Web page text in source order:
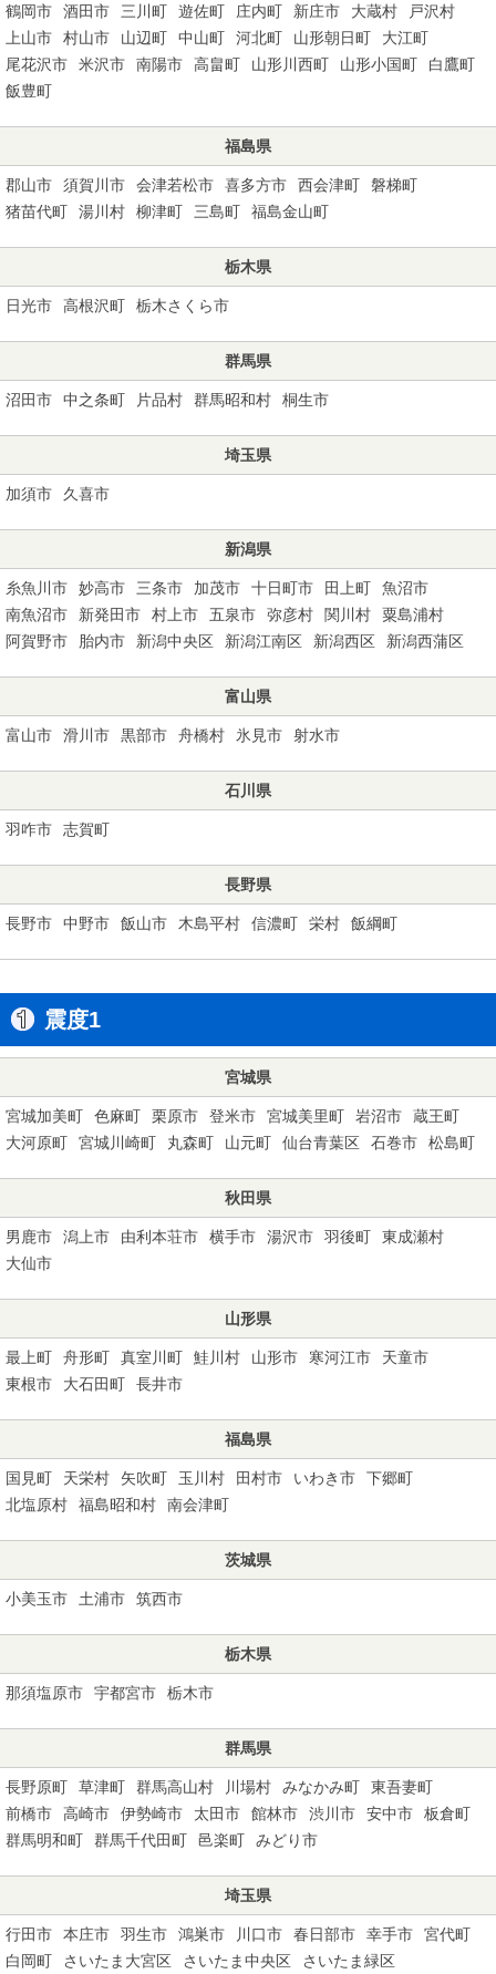
鶴岡市 酒田市 三川町 遊佐町 庄内町 新庄市 大蔵村
戸沢村
上山市
村山市 山辺町 中山町 河北町 山形朝日町
大江町
尾花沢市
米沢市 南陽市 高畠町 山形川西町 山形小国町
白鷹町
飯豊町
福島県
郡山市 須賀川市 会津若松市 喜多方市 西会津町
磐梯町
猪苗代町
湯川村 柳津町 三島町 福島金山町
栃木県
日光市 高根沢町 栃木さくら市
群馬県
沼田市 中之条町 片品村 群馬昭和村 桐生市
埼玉県
加須市 久喜市
新潟県
糸魚川市 妙高市 三条市 加茂市 十日町市 田上町
魚沼市
南魚沼市
新発田市 村上市 五泉市 弥彦村 関川村
粟島浦村
阿賀野市
胎内市 新潟中央区 新潟江南区 新潟西区 新潟西蒲区
富山県
富山市 滑川市 黒部市 舟橋村 氷見市 射水市
石川県
羽咋市 志賀町
長野県
長野市 中野市 飯山市 木島平村 信濃町 栄村 飯綱町
震度1
宮城県
宮城加美町 色麻町 栗原市 登米市 宮城美里町 岩沼市
蔵王町
大河原町
宮城川崎町 丸森町 山元町 仙台青葉区 石巻市 松島町
秋田県
男鹿市 潟上市 由利本荘市 横手市 湯沢市 羽後町
東成瀬村
大仙市
山形県
最上町 舟形町 真室川町 鮭川村 山形市 寒河江市
天童市
東根市
大石田町 長井市
福島県
国見町 天栄村 矢吹町 玉川村 田村市 いわき市
下郷町
北塩原村
福島昭和村 南会津町
茨城県
小美玉市 土浦市 筑西市
栃木県
那須塩原市 宇都宮市 栃木市
群馬県
長野原町 草津町 群馬高山村 川場村 みなかみ町
東吾妻町
前橋市
高崎市 伊勢崎市 太田市 館林市 渋川市 安中市
板倉町
群馬明和町
群馬千代田町 邑楽町 みどり市
埼玉県
行田市 本庄市 羽生市 鴻巣市 川口市 春日部市 幸手市
宮代町
白岡町
さいたま大宮区 さいたま中央区 さいたま緑区